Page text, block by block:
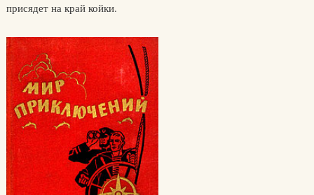
присядет на край койки.